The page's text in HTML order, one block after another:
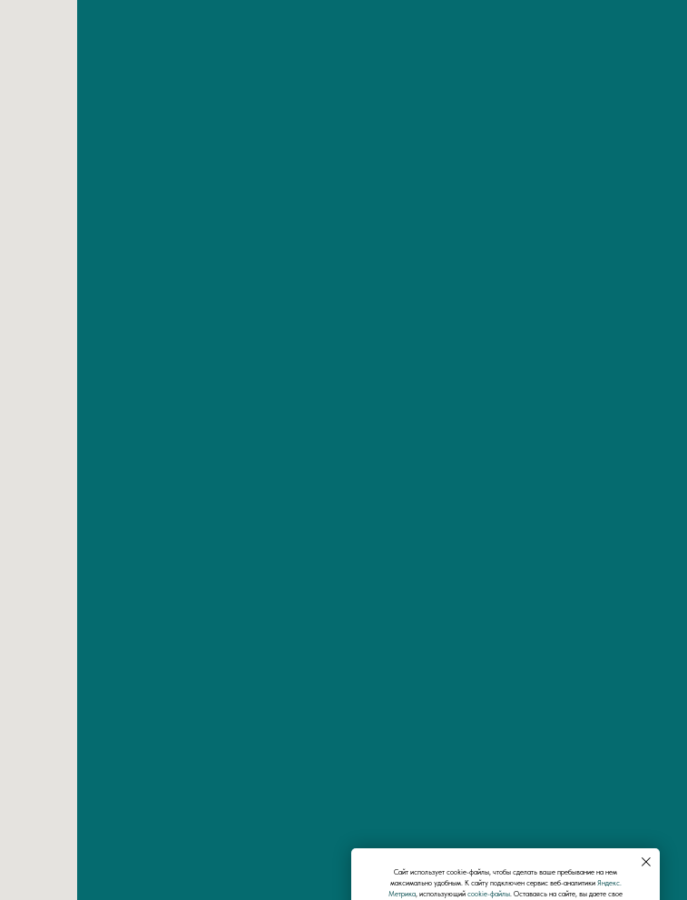
Сайт использует cookie-файлы, чтобы сделать ваше пребывание на нем
максимально удобным. К cайту подключен сервис веб-аналитики Яндекс.
Метрика, использующий cookie-файлы. Оставаясь на сайте, вы даете свое